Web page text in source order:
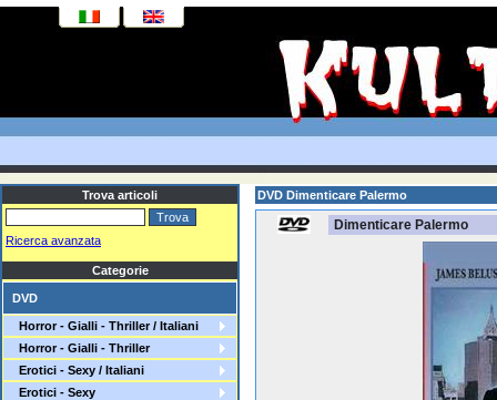
Trova articoli
Ricerca avanzata
Categorie
DVD
Horror - Gialli - Thriller / Italiani
Horror - Gialli - Thriller
Erotici - Sexy / Italiani
Erotici - Sexy
DVD Dimenticare Palermo
Dimenticare Palermo